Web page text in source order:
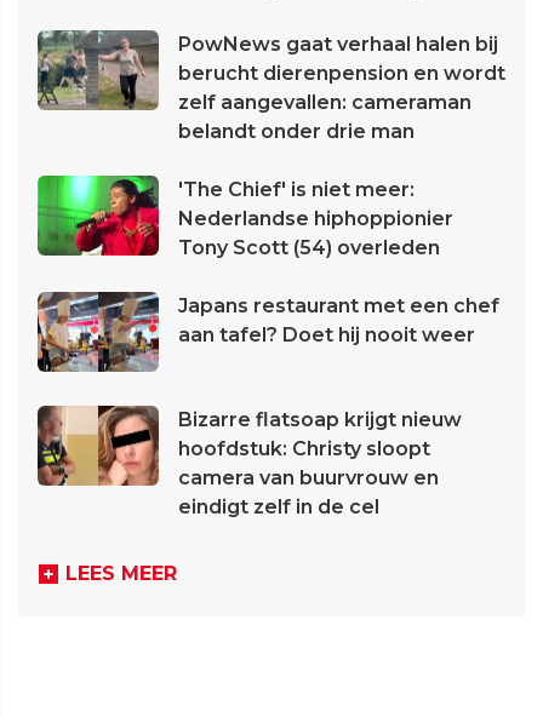
PowNews gaat verhaal halen bij
berucht dierenpension en wordt
zelf aangevallen: cameraman
belandt onder drie man
'The Chief' is niet meer:
Nederlandse hiphoppionier
Tony Scott (54) overleden
Japans restaurant met een chef
aan tafel? Doet hij nooit weer
Bizarre flatsoap krijgt nieuw
hoofdstuk: Christy sloopt
camera van buurvrouw en
eindigt zelf in de cel
LEES MEER